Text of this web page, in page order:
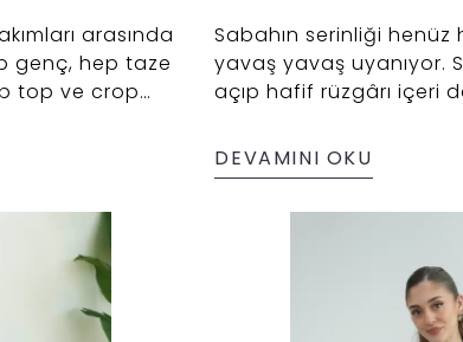
arasında
genç, hep taze
top ve crop
hem de
artık
festival alanı ile
Sabahın serinliği henüz
yavaş yavaş uyanıyor.
açıp hafif rüzgârı içeri
kendimi iyi hissetmek
DEVAMINI OKU